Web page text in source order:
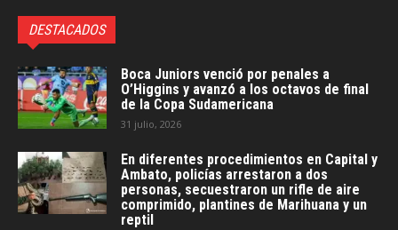
DESTACADOS
Boca Juniors venció por penales a
O’Higgins y avanzó a los octavos de final
de la Copa Sudamericana
31 julio, 2026
En diferentes procedimientos en Capital y
Ambato, policías arrestaron a dos
personas, secuestraron un rifle de aire
comprimido, plantines de Marihuana y un
reptil